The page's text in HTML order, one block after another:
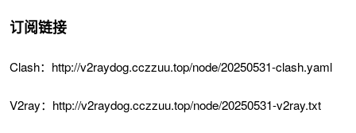
订阅链接
Clash：http://v2raydog.cczzuu.top/node/20250531-clash.yaml
V2ray：http://v2raydog.cczzuu.top/node/20250531-v2ray.txt